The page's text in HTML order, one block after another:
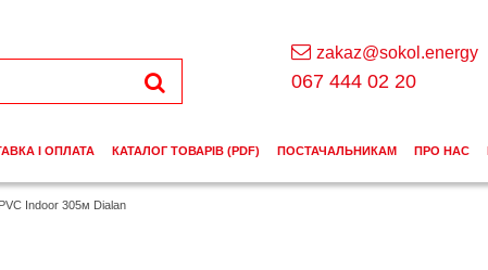
Indoor 305м Dialan
zakaz@sokol.energy
067 444 02 20
І ОПЛАТА КАТАЛОГ ТОВАРІВ (PDF) ПОСТАЧАЛЬНИКАМ ПРО НАС